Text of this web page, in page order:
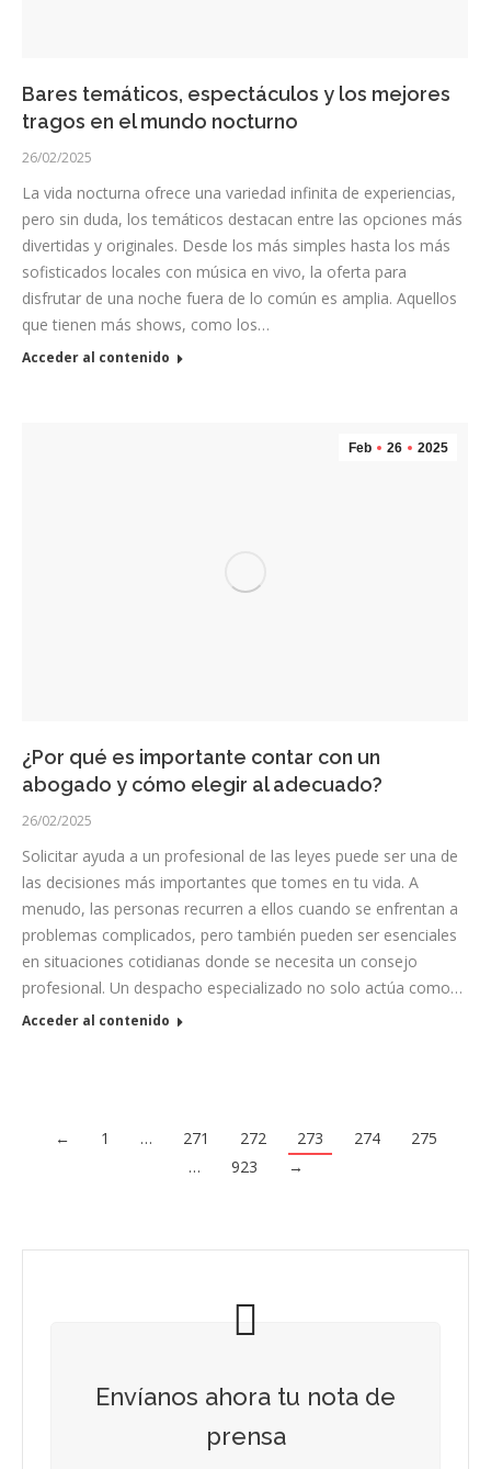
Bares temáticos, espectáculos y los mejores
tragos en el mundo nocturno
26/02/2025
La vida nocturna ofrece una variedad infinita de experiencias,
pero sin duda, los temáticos destacan entre las opciones más
divertidas y originales. Desde los más simples hasta los más
sofisticados locales con música en vivo, la oferta para
disfrutar de una noche fuera de lo común es amplia. Aquellos
que tienen más shows, como los…
Acceder al contenido
Feb 26 2025
¿Por qué es importante contar con un
abogado y cómo elegir al adecuado?
26/02/2025
Solicitar ayuda a un profesional de las leyes puede ser una de
las decisiones más importantes que tomes en tu vida. A
menudo, las personas recurren a ellos cuando se enfrentan a
problemas complicados, pero también pueden ser esenciales
en situaciones cotidianas donde se necesita un consejo
profesional. Un despacho especializado no solo actúa como…
Acceder al contenido
← 1 … 271 272 273 274
275
…
923 →
Envíanos ahora tu nota de
prensa